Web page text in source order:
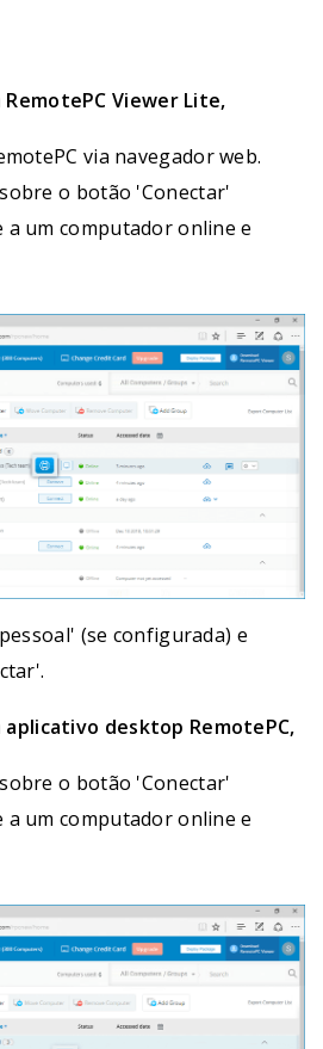
Viewer Lite,
via navegador web.
o botão 'Conectar'
um computador online e
(se configurada) e
desktop RemotePC,
o botão 'Conectar'
um computador online e